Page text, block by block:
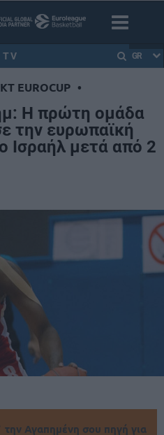
TV GR
EUROCUP •
Η πρώτη ομάδα
την ευρωπαϊκή
Ισραήλ μετά από 2
την Αγαπημένη σου πηγή για